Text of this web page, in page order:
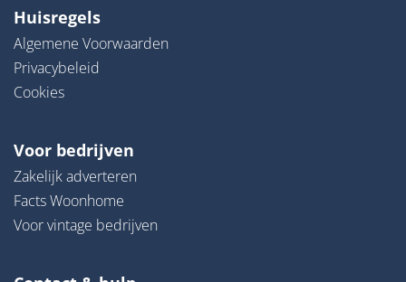
Huisregels
Algemene Voorwaarden
Privacybeleid
Cookies
Voor bedrijven
Zakelijk adverteren
Facts Woonhome
Voor vintage bedrijven